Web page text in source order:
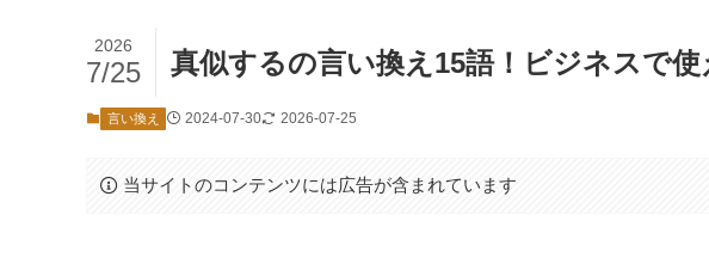
真似するの言い換え15語！ビジネスで使
2026
7/25
言い換え 2024-07-30 2026-07-25
当サイトのコンテンツには広告が含まれています